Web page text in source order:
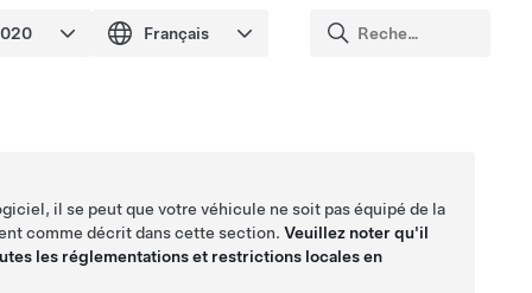
il se peut que votre véhicule ne soit pas équipé de la
comme décrit dans cette section. Veuillez noter qu'il
les réglementations et restrictions locales en